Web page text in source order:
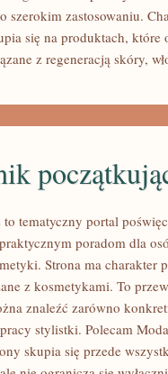
szerokim zastosowaniu.
się na produktach, które
z regeneracją skóry,
to tematyczny portal
poradom dla
Strona ma charakter
z kosmetykami. To
znaleźć zarówno
stylistki. Polecam
skupia się przede